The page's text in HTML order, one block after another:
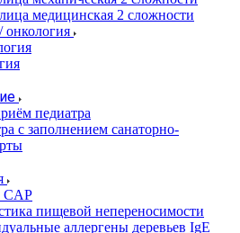
медицинская 2 сложности
педиатра
с заполнением санаторно-
CAP
пищевой непереносимости
аллергены деревьев IgE